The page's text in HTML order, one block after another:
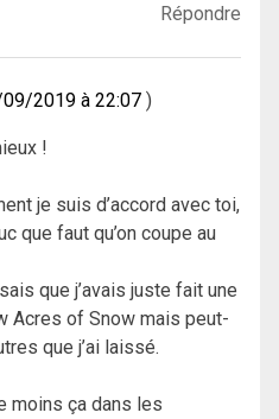
Répondre
2019 à 22:07
!
je suis d’accord avec toi,
que faut qu’on coupe au
que j’avais juste fait une
Acres of Snow mais peut-
que j’ai laissé.
moins ça dans les